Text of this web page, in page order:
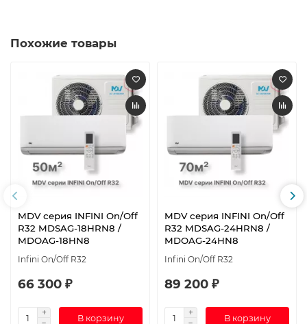
Похожие товары
MDV серия INFINI On/Off
R32 MDSAG-18HRN8 /
MDOAG-18HN8
Infini On/Off R32
66 300 ₽
В корзину
MDV серия INFINI On/Off
R32 MDSAG-24HRN8 /
MDOAG-24HN8
Infini On/Off R32
89 200 ₽
В корзину